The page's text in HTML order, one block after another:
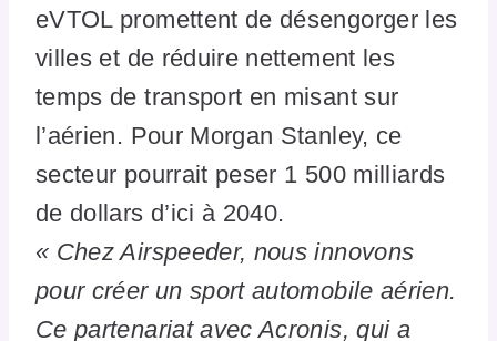
eVTOL promettent de désengorger les
villes et de réduire nettement les
temps de transport en misant sur
l’aérien. Pour Morgan Stanley, ce
secteur pourrait peser 1 500 milliards
de dollars d’ici à 2040.
« Chez Airspeeder, nous innovons
pour créer un sport automobile aérien.
Ce partenariat avec Acronis, qui a